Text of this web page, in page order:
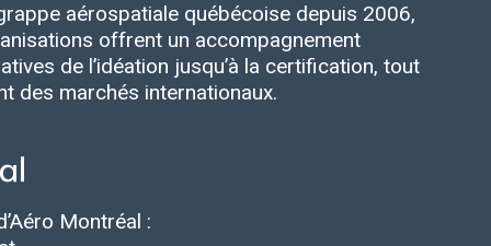
aérospatiale québécoise depuis 2006,
offrent un accompagnement
de l’idéation jusqu’à la certification, tout
des marchés internationaux.
Montréal :